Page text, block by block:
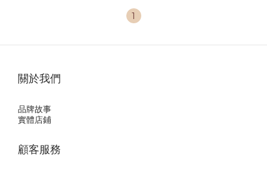
1
關於我們
品牌故事
實體店鋪
顧客服務